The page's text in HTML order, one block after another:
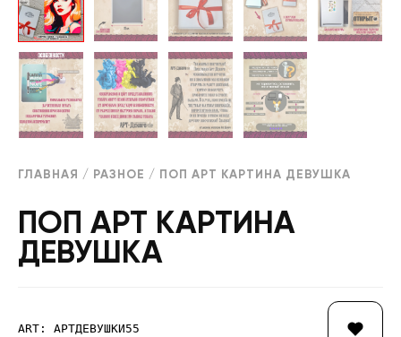
ГЛАВНАЯ / РАЗНОЕ / ПОП АРТ КАРТИНА ДЕВУШКА
ПОП АРТ КАРТИНА
ДЕВУШКА
ART: АРТДЕВУШКИ55